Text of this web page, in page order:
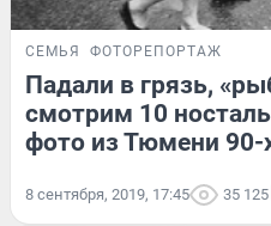
СЕМЬЯ ФОТОРЕПОРТАЖ
Падали в грязь,
смотрим 10
фото из Тюмени 90-
8 сентября, 2019, 17:45 35 125